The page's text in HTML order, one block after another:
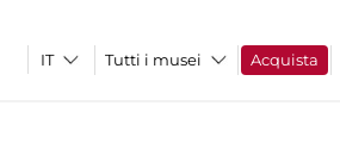
Tutti i musei Acquista